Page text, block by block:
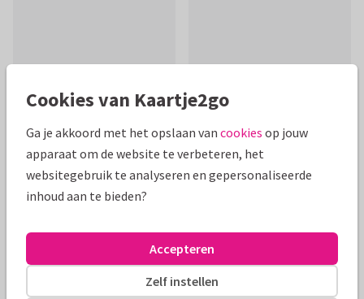
Productinformatie
Een mooie hand geillustreerde beterschapskaart voor
Alle kaarten zijn helemaal naar wens aan te passen
Cookies van Kaartje2go
Ga je akkoord met het opslaan van cookies op jouw
apparaat om de website te verbeteren, het
websitegebruik te analyseren en gepersonaliseerde
inhoud aan te bieden?
Zelf instellen
Accepteren